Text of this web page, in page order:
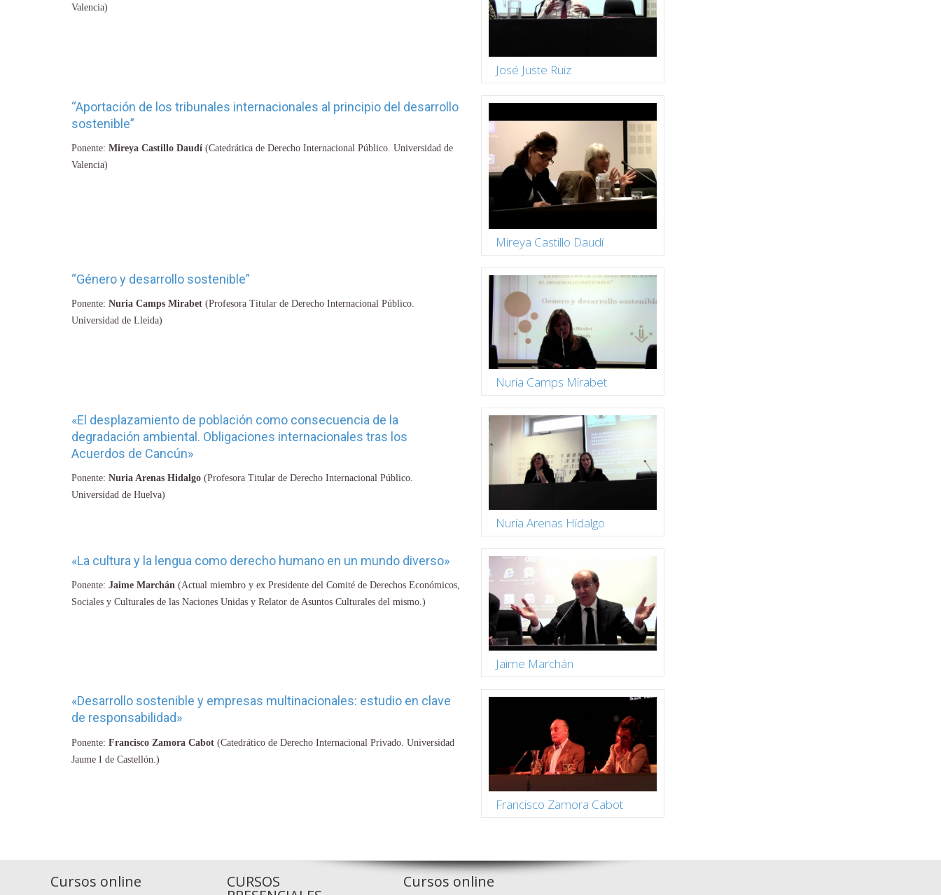
Valencia)
José Juste Ruiz
“Aportación de los tribunales internacionales al principio del desarrollo
sostenible”
Ponente: Mireya Castillo Daudí (Catedrática de Derecho Internacional Público. Universidad de
Valencia)
Mireya Castillo Daudí
“Género y desarrollo sostenible”
Ponente: Nuria Camps Mirabet (Profesora Titular de Derecho Internacional Público.
Universidad de Lleida)
Nuria Camps Mirabet
«El desplazamiento de población como consecuencia de la
degradación ambiental. Obligaciones internacionales tras los
Acuerdos de Cancún»
Ponente: Nuria Arenas Hidalgo (Profesora Titular de Derecho Internacional Público.
Universidad de Huelva)
Nuria Arenas Hidalgo
«La cultura y la lengua como derecho humano en un mundo diverso»
Ponente: Jaime Marchán (Actual miembro y ex Presidente del Comité de Derechos Económicos,
Sociales y Culturales de las Naciones Unidas y Relator de Asuntos Culturales del mismo.)
Jaime Marchán
«Desarrollo sostenible y empresas multinacionales: estudio en clave
de responsabilidad»
Ponente: Francisco Zamora Cabot (Catedrático de Derecho Internacional Privado. Universidad
Jaume I de Castellón.)
Francisco Zamora Cabot
Cursos online CURSOS Cursos online